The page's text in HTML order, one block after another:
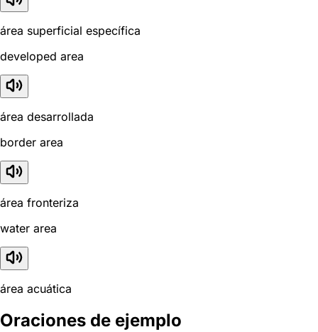
área superficial específica
developed area
área desarrollada
border area
área fronteriza
water area
área acuática
Oraciones de ejemplo